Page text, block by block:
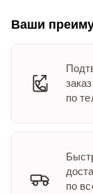
Ваши
заказ
по
по